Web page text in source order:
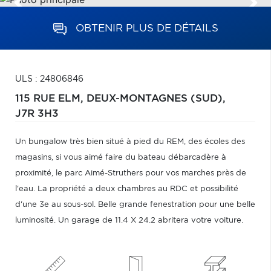
OBTENIR PLUS DE DÉTAILS
ULS : 24806846
115 RUE ELM, DEUX-MONTAGNES (SUD),
J7R 3H3
Un bungalow très bien situé à pied du REM, des écoles des
magasins, si vous aimé faire du bateau débarcadère à
proximité, le parc Aimé-Struthers pour vos marches près de
l'eau. La propriété a deux chambres au RDC et possibilité
d'une 3e au sous-sol. Belle grande fenestration pour une belle
luminosité. Un garage de 11.4 X 24.2 abritera votre voiture.